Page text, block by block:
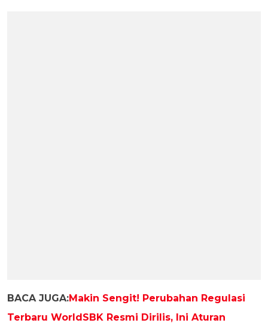
BACA JUGA:Makin Sengit! Perubahan Regulasi
Terbaru WorldSBK Resmi Dirilis, Ini Aturan